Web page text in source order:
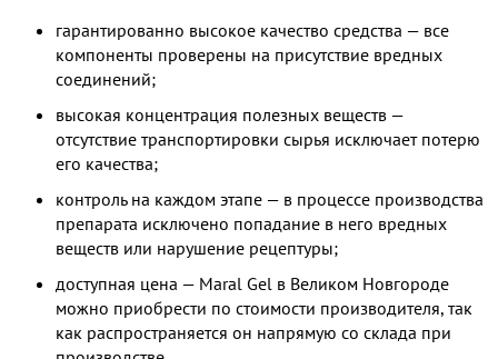
гарантированно высокое качество средства — все
компоненты проверены на присутствие вредных
соединений;
высокая концентрация полезных веществ —
отсутствие транспортировки сырья исключает потерю
его качества;
контроль на каждом этапе — в процессе производства
препарата исключено попадание в него вредных
веществ или нарушение рецептуры;
доступная цена — Maral Gel в Великом Новгороде
можно приобрести по стоимости производителя, так
как распространяется он напрямую со склада при